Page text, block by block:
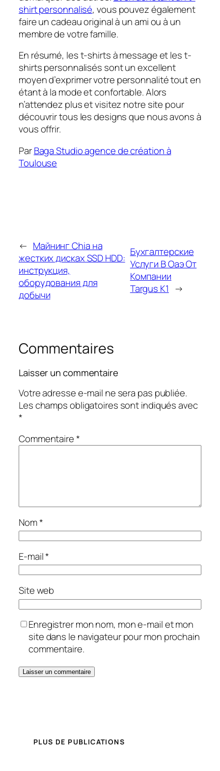
shirt personnalisé, vous pouvez également
faire un cadeau original à un ami ou à un
membre de votre famille.
En résumé, les t-shirts à message et les t-
shirts personnalisés sont un excellent
moyen d’exprimer votre personnalité tout en
étant à la mode et confortable. Alors
n’attendez plus et visitez notre site pour
découvrir tous les designs que nous avons à
vous offrir.
ParBaga Studio agence de création à
Toulouse
← Майнинг Chia на
жестких дисках SSD HDD:
инструкция,
оборудования для
добычи
Бухгалтерские
Услуги В Оаэ От
Компании
Targus K1 →
Commentaires
Laisser un commentaire
Votre adresse e-mail ne sera pas publiée.
Les champs obligatoires sont indiqués avec
*
Commentaire*
Nom*
E-mail*
Site web
Enregistrer mon nom, mon e-mail et mon
site dans le navigateur pour mon prochain
commentaire.
PLUS DE PUBLICATIONS